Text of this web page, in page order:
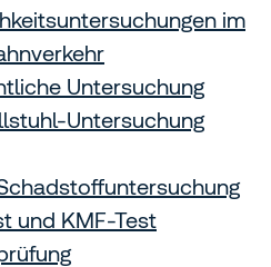
im
Untersuchung
Untersuchung
und KMF-Test